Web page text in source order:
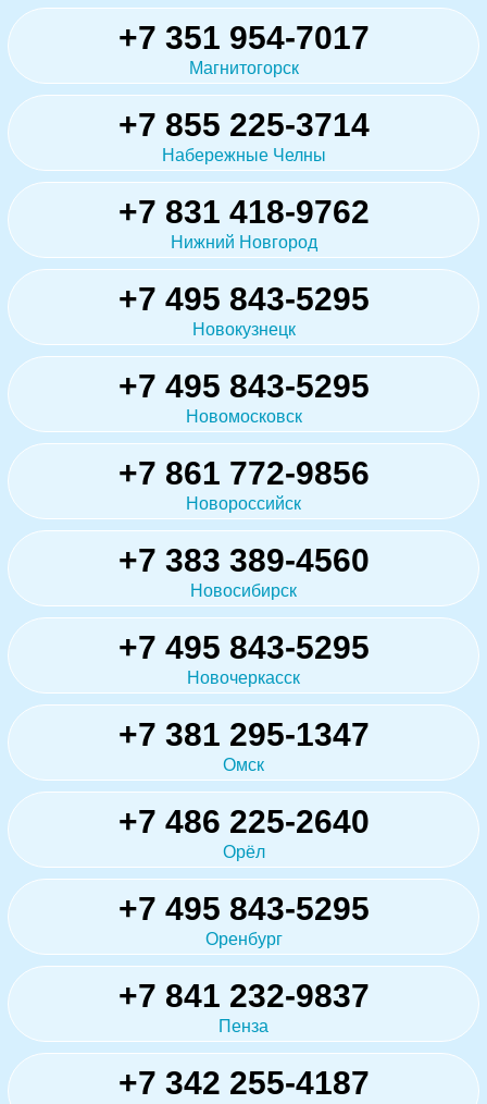
+7 351 954-7017
Магнитогорск
+7 855 225-3714
Набережные Челны
+7 831 418-9762
Нижний Новгород
+7 495 843-5295
Новокузнецк
+7 495 843-5295
Новомосковск
+7 861 772-9856
Новороссийск
+7 383 389-4560
Новосибирск
+7 495 843-5295
Новочеркасск
+7 381 295-1347
Омск
+7 486 225-2640
Орёл
+7 495 843-5295
Оренбург
+7 841 232-9837
Пенза
+7 342 255-4187